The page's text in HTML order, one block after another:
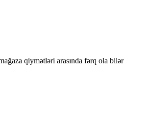
qiymətləri arasında fərq ola bilər